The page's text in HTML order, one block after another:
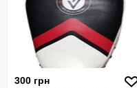
300 грн